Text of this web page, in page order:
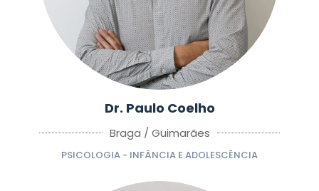
Dr. Paulo Coelho
Braga / Guimarães
PSICOLOGIA - INFÂNCIA E ADOLESCÊNCIA